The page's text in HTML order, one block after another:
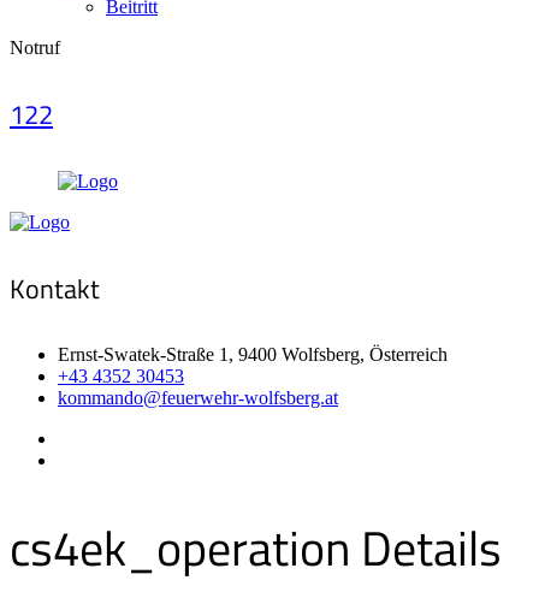
Beitritt
Notruf
122
Kontakt
Ernst-Swatek-Straße 1, 9400 Wolfsberg, Österreich
+43 4352 30453
kommando@feuerwehr-wolfsberg.at
cs4ek_operation Details